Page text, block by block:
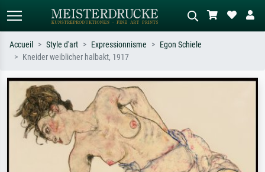
Recherchez par artiste, titre ou style –
ex. Monet, Nuit étoilée,
impressionnisme, vague de Hokusai,
nu.
Décrivez la scène – ex. prairie verte,
abstrait avec beaucoup de rouge,
tableau sombre, nu debout près d'un
Accueil Style d'art Expressionnisme
Egon Schiele
Kneider weiblicher halbakt, 1917